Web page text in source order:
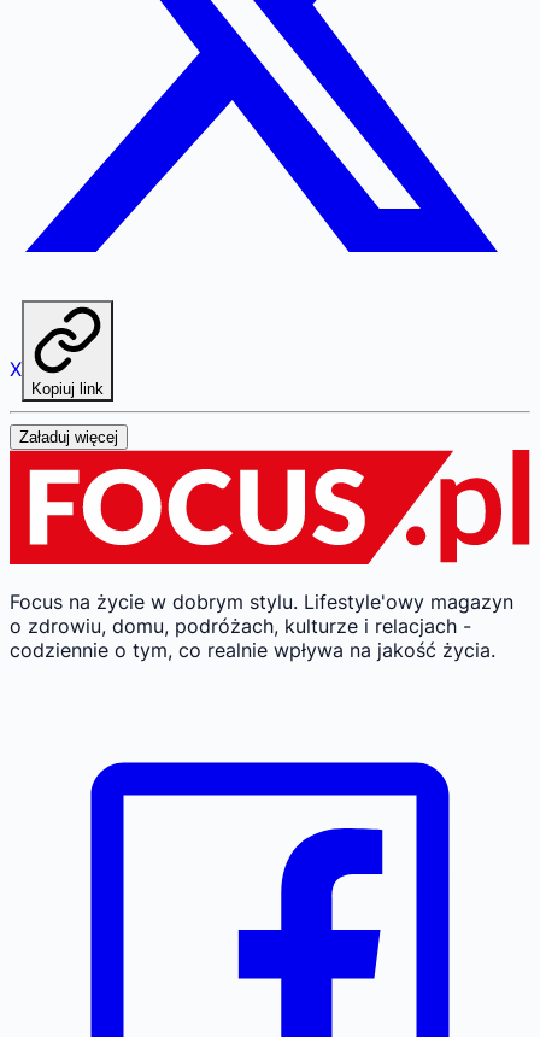
X
Kopiuj link
Załaduj więcej
Focus na życie w dobrym stylu. Lifestyle'owy magazyn
o zdrowiu, domu, podróżach, kulturze i relacjach -
codziennie o tym, co realnie wpływa na jakość życia.